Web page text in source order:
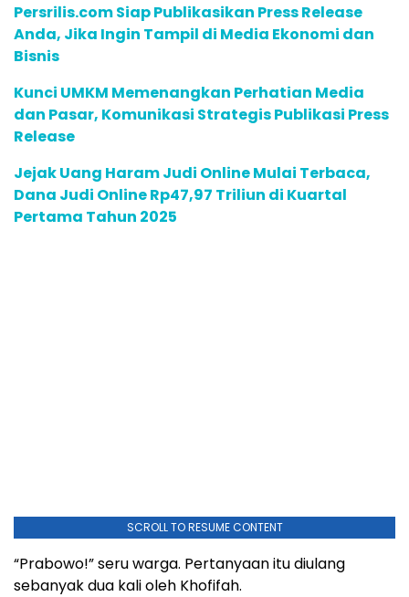
Persrilis.com Siap Publikasikan Press Release
Anda, Jika Ingin Tampil di Media Ekonomi dan
Bisnis
Kunci UMKM Memenangkan Perhatian Media
dan Pasar, Komunikasi Strategis Publikasi Press
Release
Jejak Uang Haram Judi Online Mulai Terbaca,
Dana Judi Online Rp47,97 Triliun di Kuartal
Pertama Tahun 2025
SCROLL TO RESUME CONTENT
“Prabowo!” seru warga. Pertanyaan itu diulang
sebanyak dua kali oleh Khofifah.